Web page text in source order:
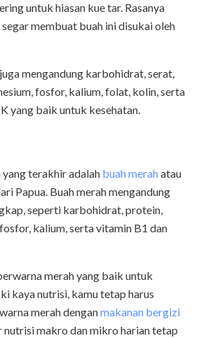
untuk hiasan kue tar. Rasanya
segar membuat buah ini disukai oleh
mengandung karbohidrat, serat,
fosfor, kalium, folat, kolin, serta
yang baik untuk kesehatan.
terakhir adalah buah merahatau
Papua. Buah merah mengandung
seperti karbohidrat, protein,
kalium, serta vitamin B1 dan
merah yang baik untuk
kaya nutrisi, kamu tetap harus
merah denganmakanan bergizi
nutrisi makro dan mikro harian tetap